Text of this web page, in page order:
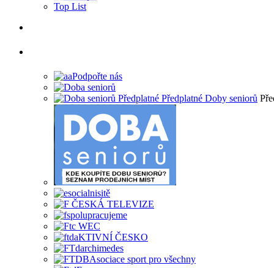
Top List